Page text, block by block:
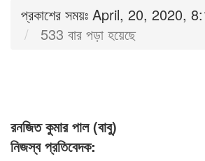
প্রকাশের সময়ঃ April, 20, 2020,
533 বার পড়া হয়েছে
রনজিত কুমার পাল (বাবু)
নিজস্ব প্রতিবেদক: